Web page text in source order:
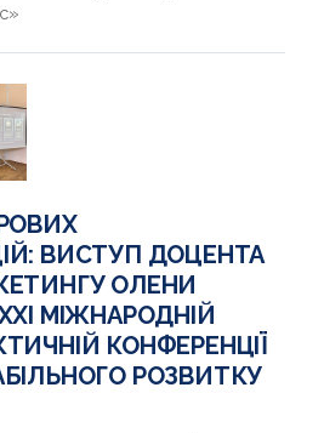
ВИСТУП ДОЦЕНТА
ОЛЕНИ
МІЖНАРОДНІЙ
КОНФЕРЕНЦІЇ
РОЗВИТКУ